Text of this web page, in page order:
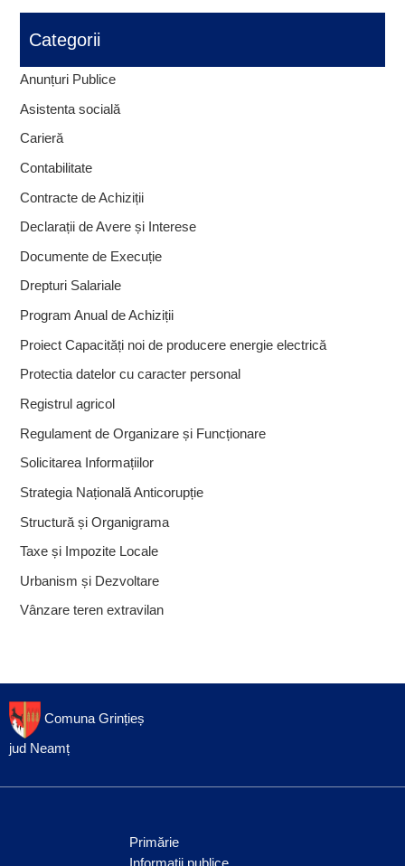
Categorii
Anunțuri Publice
Asistenta socială
Carieră
Contabilitate
Contracte de Achiziții
Declarații de Avere și Interese
Documente de Execuție
Drepturi Salariale
Program Anual de Achiziții
Proiect Capacități noi de producere energie electrică
Protectia datelor cu caracter personal
Registrul agricol
Regulament de Organizare și Funcționare
Solicitarea Informațiilor
Strategia Națională Anticorupție
Structură și Organigrama
Taxe și Impozite Locale
Urbanism și Dezvoltare
Vânzare teren extravilan
Comuna Grințieș
jud Neamț
Primărie
Informații publice